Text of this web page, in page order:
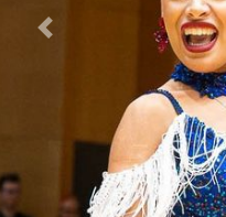
Previous